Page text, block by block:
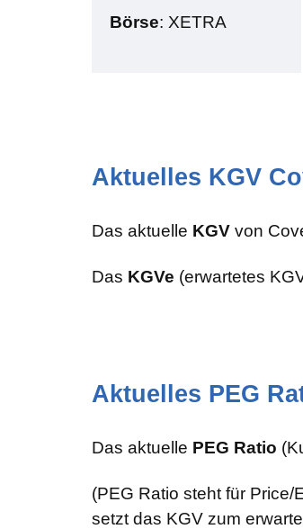
Börse: XETRA
Aktuelles KGV
Das aktuelle KGV von
Das KGVe (erwartetes
Aktuelles PEG
Das aktuelle PEG Ratio
(PEG Ratio steht für
setzt das KGV zum